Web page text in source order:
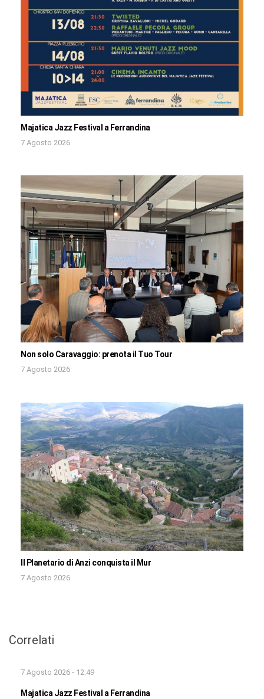
Majatica Jazz Festival a Ferrandina
7 Agosto 2026
Non solo Caravaggio: prenota il Tuo Tour
7 Agosto 2026
Il Planetario di Anzi conquista il Mur
7 Agosto 2026
Correlati
7 Agosto 2026 - 12:49
Majatica Jazz Festival a Ferrandina